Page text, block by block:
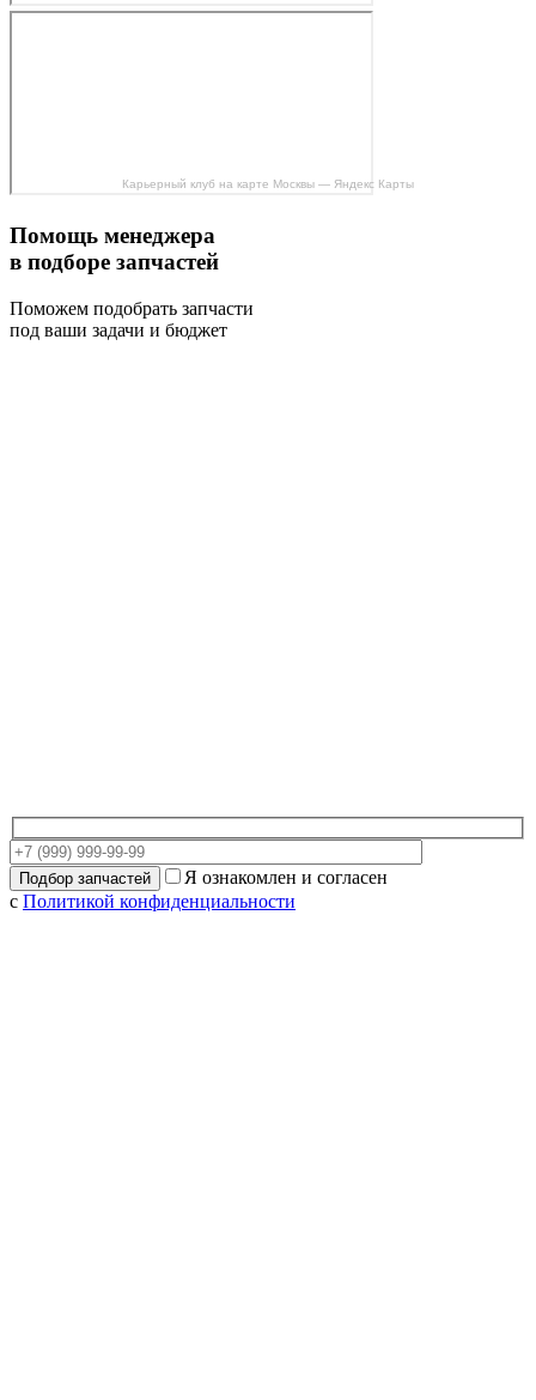
Карьерный клуб на карте Москвы — Яндекс Карты
Помощь менеджера
в подборе запчастей
Поможем подобрать запчасти
под ваши задачи и бюджет
Я ознакомлен и согласен
с Политикой конфиденциальности